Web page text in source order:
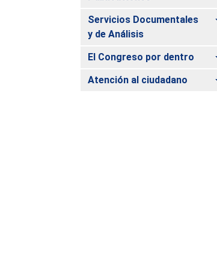
Servicios Documentales
y de Análisis
El Congreso por dentro
Atención al ciudadano